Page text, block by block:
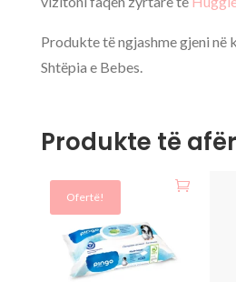
Produkte të ngjashme gjeni në
Shtëpia e Bebes.
Produkte të
Ofertë!